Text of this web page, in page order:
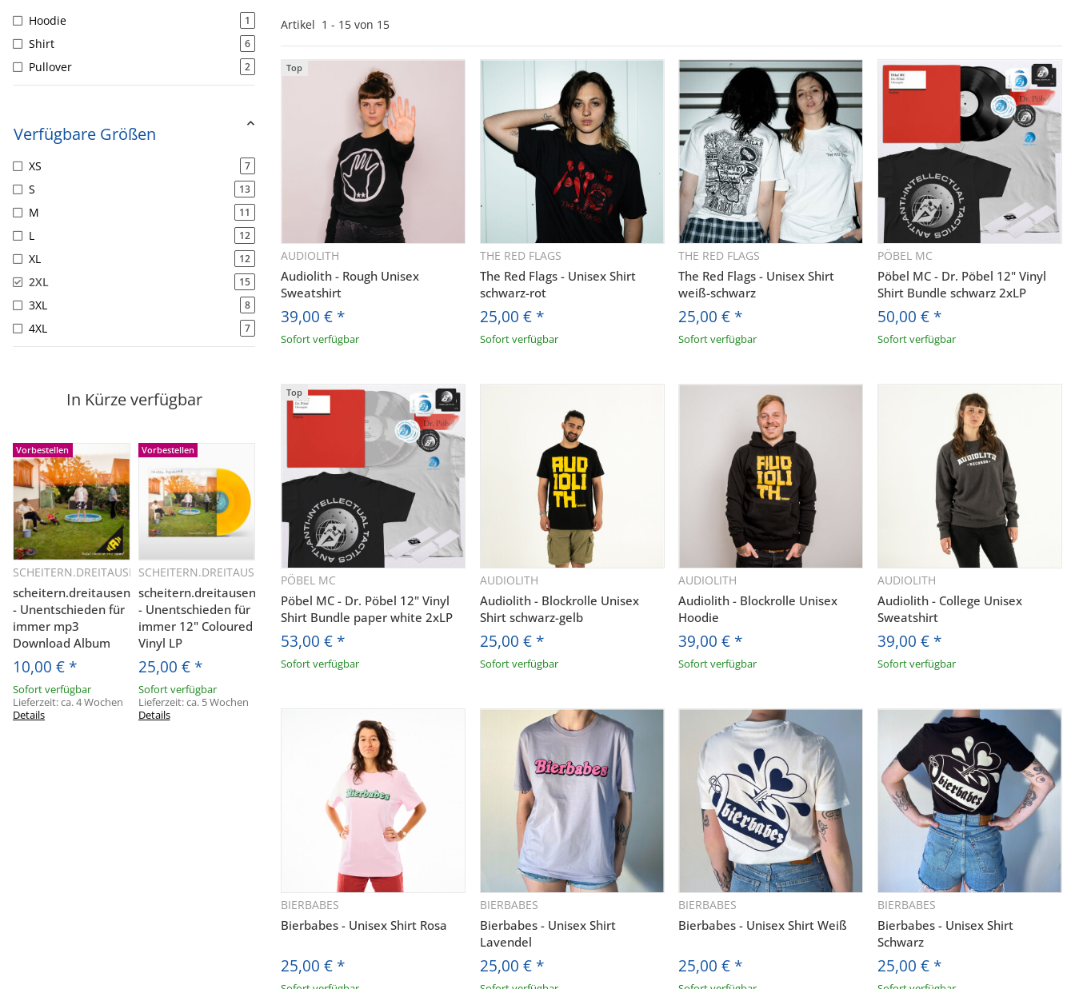
Artikel 1 - 15 von 15
Top
AUDIOLITH
Audiolith - Rough Unisex
Sweatshirt
39,00 € *
Sofort verfügbar
Schnellkauf
THE RED FLAGS
The Red Flags - Unisex Shirt
schwarz-rot
25,00 € *
Sofort verfügbar
Schnellkauf
THE RED FLAGS
The Red Flags - Unisex Shirt
weiß-schwarz
25,00 € *
Sofort verfügbar
PÖBEL MC
Pöbel MC - Dr. Pöbel 12" Vinyl
Shirt Bundle schwarz 2xLP
50,00 € *
Sofort verfügbar
Top
PÖBEL MC
Pöbel MC - Dr. Pöbel 12" Vinyl
Shirt Bundle paper white 2xLP
53,00 € *
Sofort verfügbar
AUDIOLITH
Audiolith - Blockrolle Unisex
Shirt schwarz-gelb
25,00 € *
Sofort verfügbar
AUDIOLITH
Audiolith - Blockrolle Unisex
Hoodie
39,00 € *
Sofort verfügbar
AUDIOLITH
Audiolith - College Unisex
Sweatshirt
39,00 € *
Sofort verfügbar
BIERBABES
Bierbabes - Unisex Shirt Rosa
25,00 € *
BIERBABES
Bierbabes - Unisex Shirt
Lavendel
25,00 € *
BIERBABES
Bierbabes - Unisex Shirt Weiß
25,00 € *
BIERBABES
Bierbabes - Unisex Shirt
Schwarz
25,00 € *
Hoodie 1
Shirt 6
Pullover 2
Verfügbare Größen
XS 7
S 13
M 11
L 12
XL 12
2XL 15
3XL 8
4XL 7
In Kürze verfügbar
Vorbestellen
Schnellkauf
SCHEITERN.DREITAUSEND
scheitern.dreitausend
- Unentschieden für
immer mp3
Download Album
10,00 € *
Sofort verfügbar
Lieferzeit:ca. 4 Wochen
Details
Vorbestellen
Schnellkauf
SCHEITERN.DREITAUSEND
scheitern.dreitausend
- Unentschieden für
immer 12" Coloured
Vinyl LP
25,00 € *
Sofort verfügbar
Lieferzeit:ca. 5 Wochen
Details
AUDIOLITH NEWSLETTER
ERHALTE DIE NEUESTEN AUDIOLITH UPDATES.
REGISTRIERE DICH JETZT!